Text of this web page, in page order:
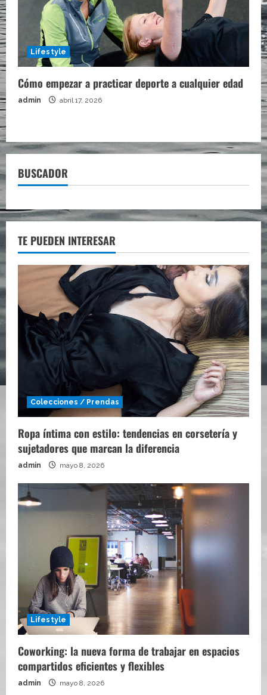
Lifestyle
Cómo empezar a practicar deporte a cualquier edad
admin abril 17, 2026
BUSCADOR
TE PUEDEN INTERESAR
Colecciones / Prendas
Ropa íntima con estilo: tendencias en corsetería y
sujetadores que marcan la diferencia
admin mayo 8, 2026
Lifestyle
Coworking: la nueva forma de trabajar en espacios
compartidos eficientes y flexibles
admin mayo 8, 2026